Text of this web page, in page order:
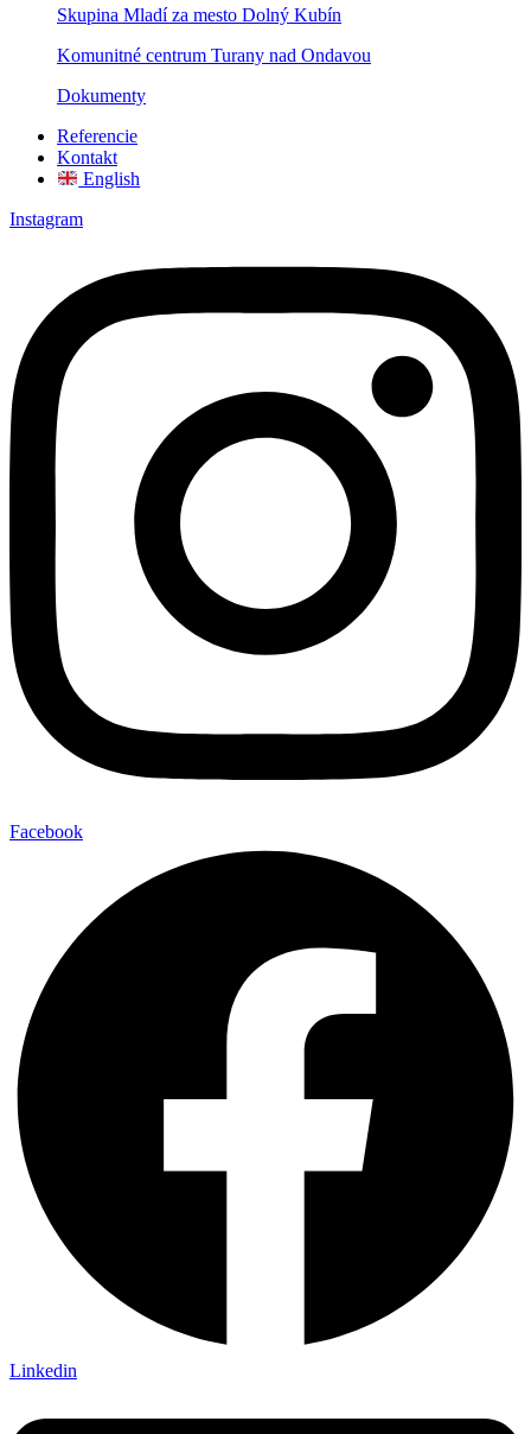
Skupina Mladí za mesto Dolný Kubín
Komunitné centrum Turany nad Ondavou
Dokumenty
Referencie
Kontakt
English
Instagram
Facebook
Linkedin